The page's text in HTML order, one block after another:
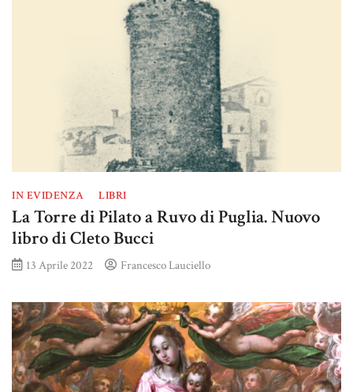
IN EVIDENZA LIBRI
La Torre di Pilato a Ruvo di Puglia. Nuovo
libro di Cleto Bucci
13 Aprile 2022 Francesco Lauciello